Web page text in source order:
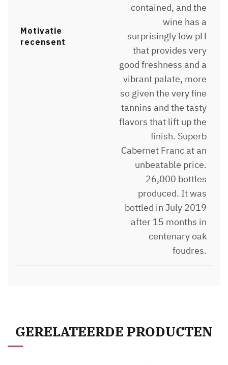
Motivatie
recensent
contained, and the
wine has a
surprisingly low pH
that provides very
good freshness and a
vibrant palate, more
so given the very fine
tannins and the tasty
flavors that lift up the
finish. Superb
Cabernet Franc at an
unbeatable price.
26,000 bottles
produced. It was
bottled in July 2019
after 15 months in
centenary oak
foudres.
GERELATEERDE PRODUCTEN